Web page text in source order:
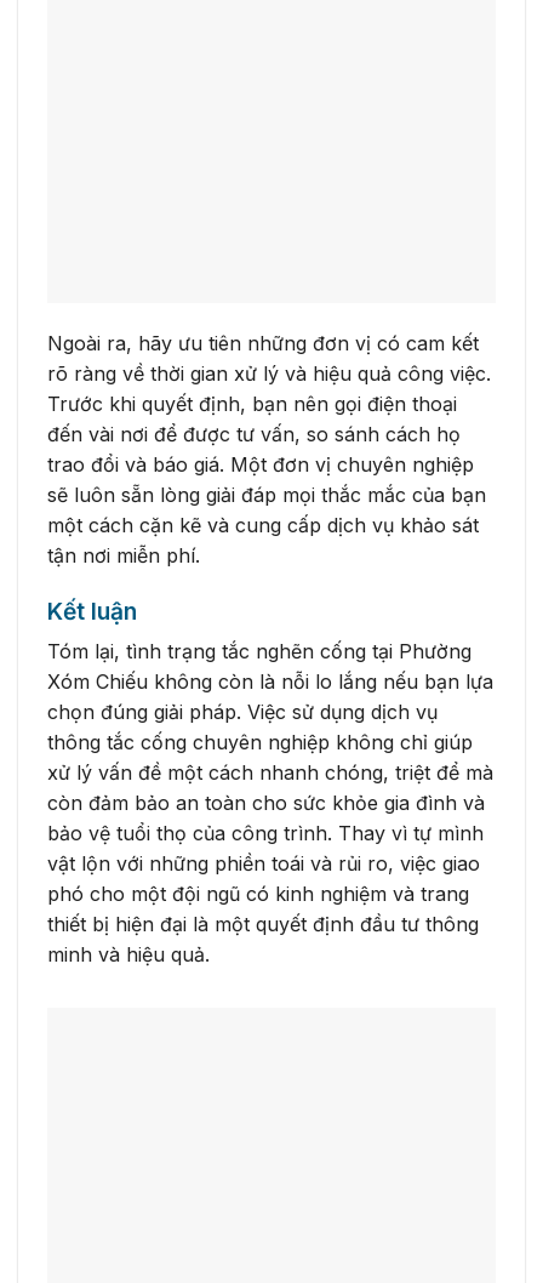
Ngoài ra, hãy ưu tiên những đơn vị có cam kết
rõ ràng về thời gian xử lý và hiệu quả công việc.
Trước khi quyết định, bạn nên gọi điện thoại
đến vài nơi để được tư vấn, so sánh cách họ
trao đổi và báo giá. Một đơn vị chuyên nghiệp
sẽ luôn sẵn lòng giải đáp mọi thắc mắc của bạn
một cách cặn kẽ và cung cấp dịch vụ khảo sát
tận nơi miễn phí.
Kết luận
Tóm lại, tình trạng tắc nghẽn cống tại Phường
Xóm Chiếu không còn là nỗi lo lắng nếu bạn lựa
chọn đúng giải pháp. Việc sử dụng dịch vụ
thông tắc cống chuyên nghiệp không chỉ giúp
xử lý vấn đề một cách nhanh chóng, triệt để mà
còn đảm bảo an toàn cho sức khỏe gia đình và
bảo vệ tuổi thọ của công trình. Thay vì tự mình
vật lộn với những phiền toái và rủi ro, việc giao
phó cho một đội ngũ có kinh nghiệm và trang
thiết bị hiện đại là một quyết định đầu tư thông
minh và hiệu quả.